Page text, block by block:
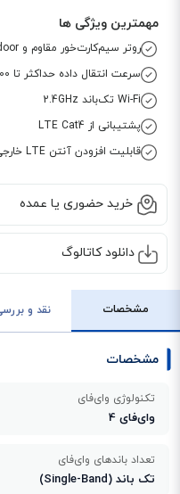
مهمترین ویژگی ها
روتر سیم‌کارت‌خور مقاوم و Outdoor
سرعت انتقال داده حداکثر تا 300 Mbps
Wi-Fi تک‌باند 2.4GHz
پشتیبانی از LTE Cat4
قابلیت افزودن آنتن LTE خارجی
خرید حضوری یا عمده
دانلود کاتالوگ
مشخصات نقد و بررسی
مشخصات
تکنولوژی وای‌فای
وای‌فای 4
تعداد باندهای وای‌فای
تک باند (Single-Band)